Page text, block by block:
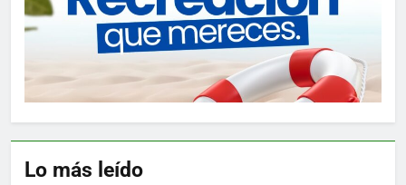
Lo más leído